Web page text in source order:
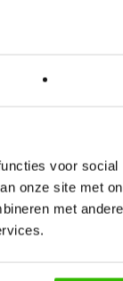
voor
onze site met
met